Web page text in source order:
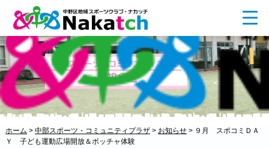
ホーム > 中部スポーツ・コミュニティプラザ> お知らせ> ９月 スポコミＤＡ
Ｙ 子ども運動広場開放＆ボッチャ体験